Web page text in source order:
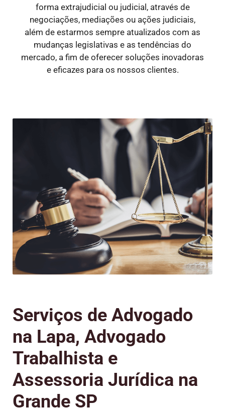
forma extrajudicial ou judicial, através de
negociações, mediações ou ações judiciais,
além de estarmos sempre atualizados com as
mudanças legislativas e as tendências do
mercado, a fim de oferecer soluções inovadoras
e eficazes para os nossos clientes.
Serviços de Advogado
na Lapa, Advogado
Trabalhista e
Assessoria Jurídica na
Grande SP